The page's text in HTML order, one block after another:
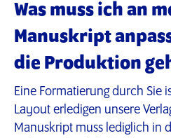
Was muss ich an
Manuskript
die Produktion
Eine Formatierung durch Sie
Layout erledigen unsere
Manuskript muss lediglich in